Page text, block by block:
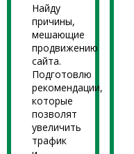
Найду
причины,
мешающие
продвижению
сайта.
Подготовлю
рекомендации,
которые
позволят
увеличить
трафик